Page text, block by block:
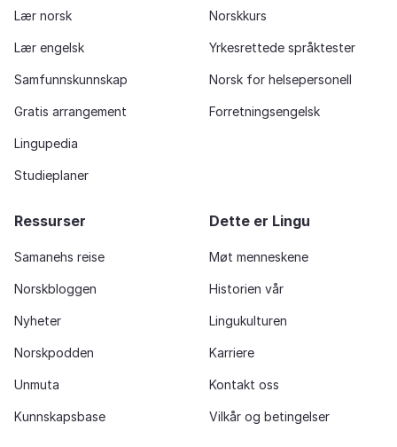
Lær norsk
Lær engelsk
Samfunnskunnskap
Gratis arrangement
Lingupedia
Studieplaner
Norskkurs
Yrkesrettede språktester
Norsk for helsepersonell
Forretningsengelsk
Ressurser
Samanehs reise
Norskbloggen
Nyheter
Norskpodden
Unmuta
Kunnskapsbase
Dette er Lingu
Møt menneskene
Historien vår
Lingukulturen
Karriere
Kontakt oss
Vilkår og betingelser